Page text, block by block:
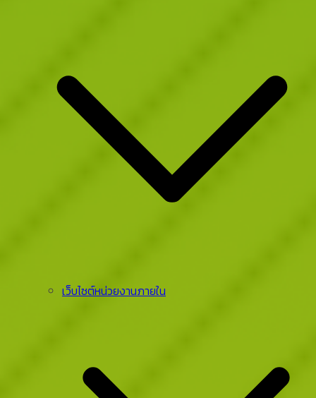
เว็บไซต์หน่วยงานภายใน